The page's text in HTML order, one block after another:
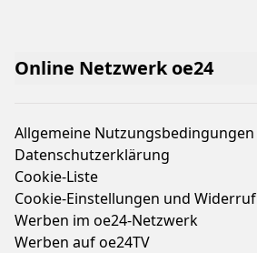
Online Netzwerk oe24
Allgemeine Nutzungsbedingungen
Datenschutzerklärung
Cookie-Liste
Cookie-Einstellungen und Widerruf
Werben im oe24-Netzwerk
Werben auf oe24TV